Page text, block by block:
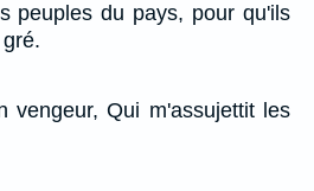
peuples du pays, pour qu'ils
vengeur, Qui m'assujettit les